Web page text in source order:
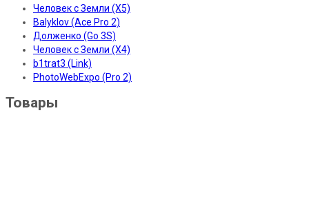
Человек с Земли (X5)
Balyklov (Ace Pro 2)
Долженко (Go 3S)
Человек с Земли (X4)
b1trat3 (Link)
PhotoWebExpo (Pro 2)
Товары